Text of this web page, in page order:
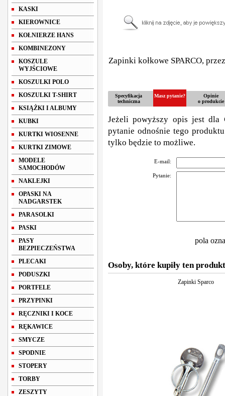
KASKI
KIEROWNICE
KOŁNIERZE HANS
KOMBINEZONY
KOSZULE
WYJŚCIOWE
KOSZULKI POLO
KOSZULKI T-SHIRT
KSIĄŻKI I ALBUMY
KUBKI
KURTKI WIOSENNE
KURTKI ZIMOWE
MODELE
SAMOCHODÓW
NAKLEJKI
OPASKI NA
NADGARSTEK
PARASOLKI
PASKI
PASY
BEZPIECZEŃSTWA
PLECAKI
PODUSZKI
PORTFELE
PRZYPINKI
RĘCZNIKI I KOCE
RĘKAWICE
SMYCZE
SPODNIE
STOPERY
TORBY
ZESZYTY
Zapinki kołkowe SPARCO,
Specyfikacja
techniczna
Masz pytanie?
Opinie
o produkcie
Jeżeli powyższy opis jest dla
pytanie odnośnie tego
tylko będzie to możliwe.
E-mail:
Pytanie:
pola
Osoby, które kupiły ten
Zapinki Sparco